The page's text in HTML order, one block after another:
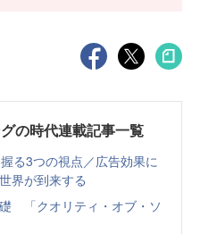
の時代連載記事一覧
る3つの視点／広告効果に
界が到来する
「クオリティ・オブ・ソ